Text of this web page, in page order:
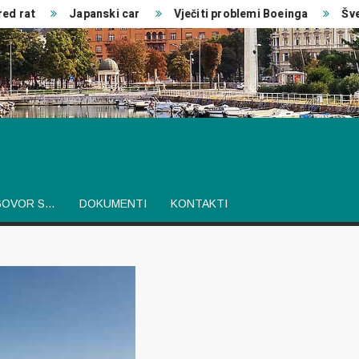
Japanski car Vječiti problemi Boeinga
S… DOKUMENTI KONTAKTI